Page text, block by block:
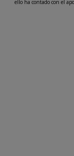
ello ha contado con el